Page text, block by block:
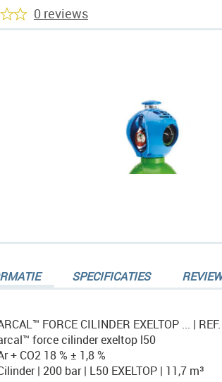
0 reviews
FORCE CILINDER EXELTOP ... |
force cilinder exeltop l50
+ CO2 18 % ± 1,8 %
| 200 bar | L50 EXELTOP | 11,7 m³
SPECIFICATIES